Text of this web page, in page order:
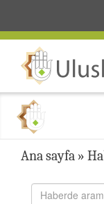
Ana sayfa »